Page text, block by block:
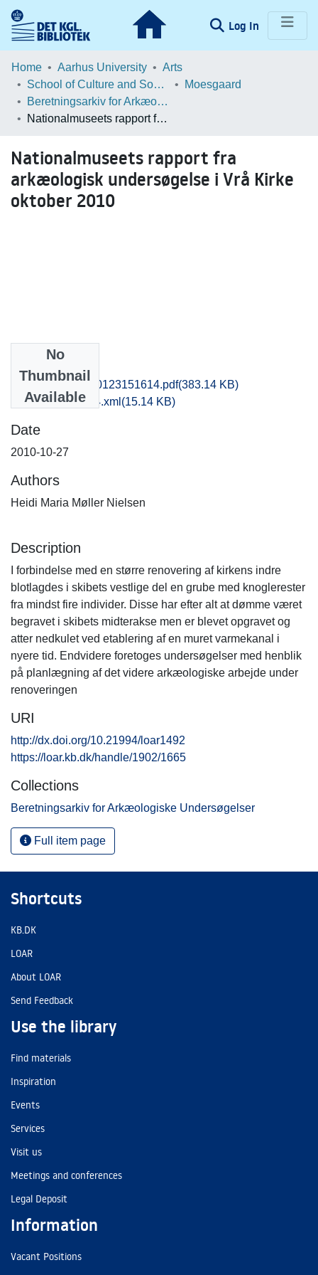
Log In (current)
Communities & Collections
Statistics
Home Aarhus University
Arts
School of Culture and Society
Moesgaard
Beretningsarkiv for Arkæologiske Undersøgelser
Nationalmuseets rapport fra arkæologisk undersøgelse i Vrå Kirke oktober 2010
Nationalmuseets rapport fra
arkæologisk undersøgelse i Vrå Kirke
oktober 2010
No
Thumbnail
Available
nat1mikr_20130123151614.pdf(383.14 KB)
recordxml_item_4.xml (15.14 KB)
Date
2010-10-27
Authors
Heidi Maria Møller Nielsen
Description
I forbindelse med en større renovering af kirkens indre
blotlagdes i skibets vestlige del en grube med knoglerester
fra mindst fire individer. Disse har efter alt at dømme været
begravet i skibets midterakse men er blevet opgravet og
atter nedkulet ved etablering af en muret varmekanal i
nyere tid. Endvidere foretoges undersøgelser med henblik
på planlægning af det videre arkæologiske arbejde under
renoveringen
URI
http://dx.doi.org/10.21994/loar1492
https://loar.kb.dk/handle/1902/1665
Collections
Beretningsarkiv for Arkæologiske Undersøgelser
Full item page
Shortcuts
KB.DK
LOAR
About LOAR
Send Feedback
Use the library
Find materials
Inspiration
Events
Services
Visit us
Meetings and conferences
Legal Deposit
Information
Vacant Positions